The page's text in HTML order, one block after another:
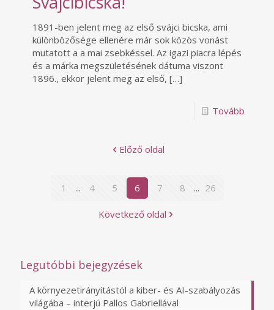
1891-ben jelent meg az első svájci bicska, ami
különbözősége ellenére már sok közös vonást
mutatott a a mai zsebkéssel. Az igazi piacra lépés
és a márka megszületésének dátuma viszont
1896., ekkor jelent meg az első, […]
Tovább
Előző oldal
1 ... 4 5 6 7 8 ... 26
Következő oldal
Legutóbbi bejegyzések
A környezetirányítástól a kiber- és AI-szabályozás
világába – interjú Pallos Gabriellával